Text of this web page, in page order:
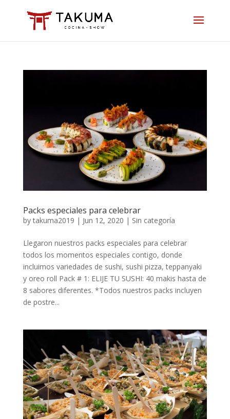
Packs especiales para celebrar
bytakuma2019 | Jun 12, 2020 | Sin categoría
Llegaron nuestros packs especiales para celebrar
todos los momentos especiales contigo, donde
incluimos variedades de sushi, sushi pizza, teppanyaki
y oreo roll Pack # 1: ELIJE TU SUSHI: 40 makis hasta de
8 sabores diferentes. *Todos nuestros packs incluyen
de postre...